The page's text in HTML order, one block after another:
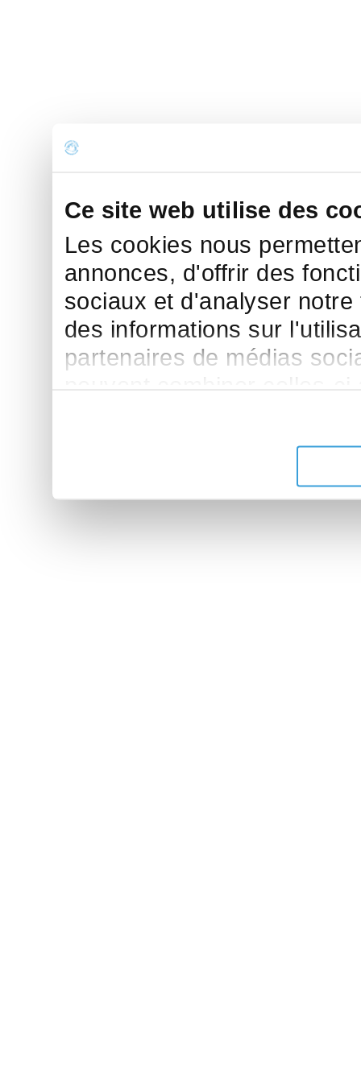
Ce site web utilise des
Les cookies nous
annonces, d'offrir des
sociaux et d'analyser
des informations sur
partenaires de médias